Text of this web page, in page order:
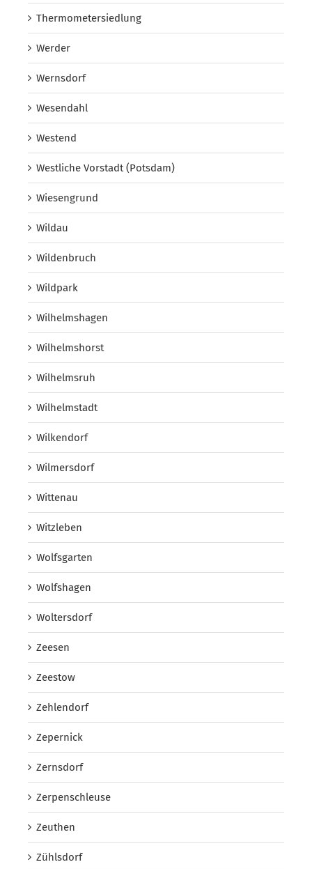
Thermometersiedlung
Werder
Wernsdorf
Wesendahl
Westend
Westliche Vorstadt (Potsdam)
Wiesengrund
Wildau
Wildenbruch
Wildpark
Wilhelmshagen
Wilhelmshorst
Wilhelmsruh
Wilhelmstadt
Wilkendorf
Wilmersdorf
Wittenau
Witzleben
Wolfsgarten
Wolfshagen
Woltersdorf
Zeesen
Zeestow
Zehlendorf
Zepernick
Zernsdorf
Zerpenschleuse
Zeuthen
Zühlsdorf